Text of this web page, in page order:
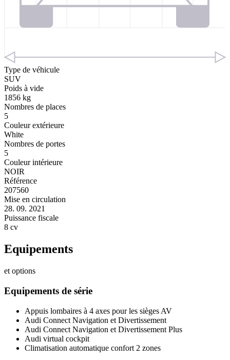
Type de véhicule
SUV
Poids à vide
1856 kg
Nombres de places
5
Couleur extérieure
White
Nombres de portes
5
Couleur intérieure
NOIR
Référence
207560
Mise en circulation
28. 09. 2021
Puissance fiscale
8 cv
Equipements
et options
Equipements de série
Appuis lombaires à 4 axes pour les sièges AV
Audi Connect Navigation et Divertissement
Audi Connect Navigation et Divertissement Plus
Audi virtual cockpit
Climatisation automatique confort 2 zones